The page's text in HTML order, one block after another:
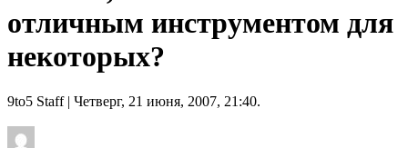
отличным инструментом для
некоторых?
9to5 Staff| Четверг, 21 июня, 2007, 21:40.